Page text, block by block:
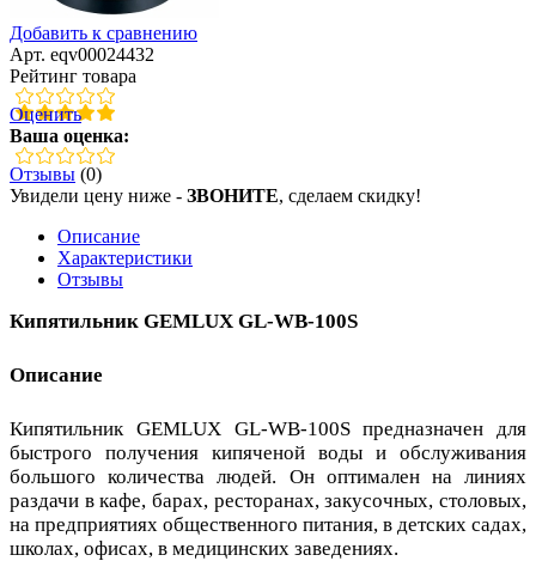
Добавить к сравнению
Арт. eqv00024432
Рейтинг товара
Оценить
Ваша оценка:
Отзывы (0)
Увидели цену ниже - ЗВОНИТЕ, сделаем скидку!
Описание
Характеристики
Отзывы
Кипятильник GEMLUX GL-WB-100S
Описание
Кипятильник GEMLUX GL-WB-100S предназначен для
быстрого получения кипяченой воды и обслуживания
большого количества людей. Он оптимален на линиях
раздачи в кафе, барах, ресторанах, закусочных, столовых,
на предприятиях общественного питания, в детских садах,
школах, офисах, в медицинских заведениях.